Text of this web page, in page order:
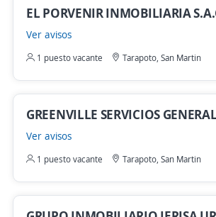
EL PORVENIR INMOBILIARIA
Ver avisos
1 puesto vacante Tarapoto, San Martin
GREENVILLE SERVICIOS
Ver avisos
1 puesto vacante Tarapoto, San Martin